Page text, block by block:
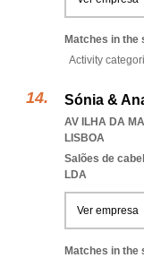
Matches in the
Activity
Sónia &
AV ILHA DA
LISBOA
Salões de
LDA
Ver empresa
Matches in the